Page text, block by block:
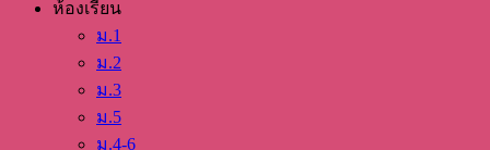
ห้องเรียน
ม.1
ม.2
ม.3
ม.5
ม.4-6